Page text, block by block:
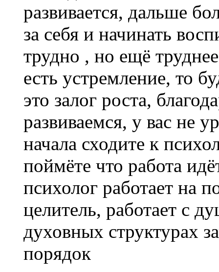
развивается, дальше
за себя и начинать
трудно , но ещё
есть устремление, то
это залог роста,
развиваемся, у вас не
начала сходите к
поймёте что работа
психолог работает на
целитель, работает с
духовных структурах
порядок